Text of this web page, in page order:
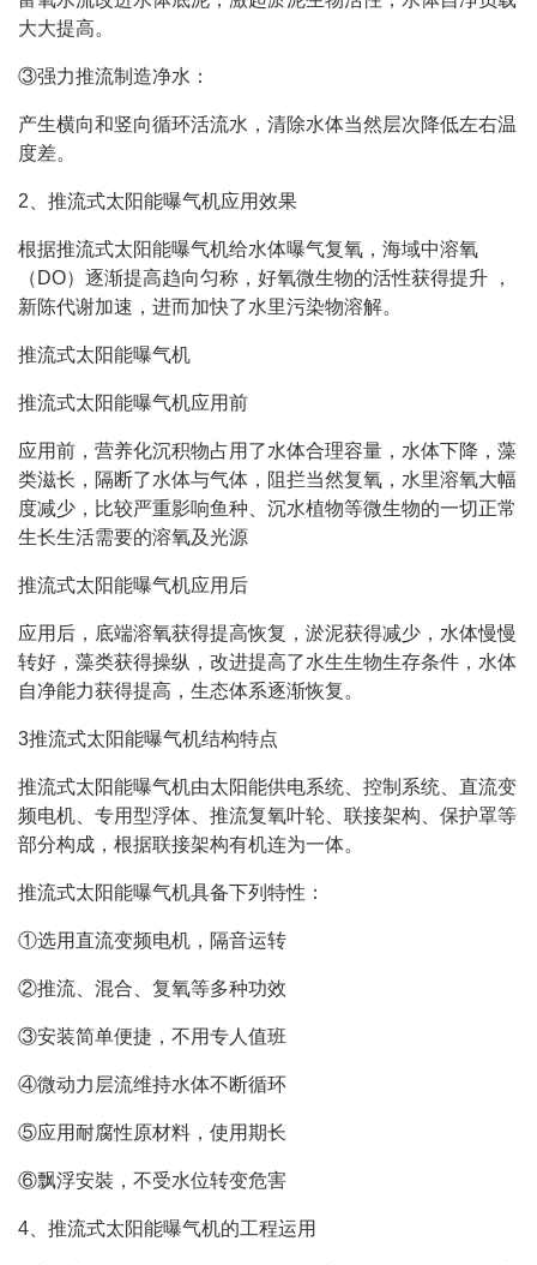
大大提高。
③强力推流制造净水：
产生横向和竖向循环活流水，清除水体当然层次降低左右温
度差。
2、推流式太阳能曝气机应用效果
根据推流式太阳能曝气机给水体曝气复氧，海域中溶氧
（DO）逐渐提高趋向匀称，好氧微生物的活性获得提升 ，
新陈代谢加速，进而加快了水里污染物溶解。
推流式太阳能曝气机
推流式太阳能曝气机应用前
应用前，营养化沉积物占用了水体合理容量，水体下降，藻
类滋长，隔断了水体与气体，阻拦当然复氧，水里溶氧大幅
度减少，比较严重影响鱼种、沉水植物等微生物的一切正常
生长生活需要的溶氧及光源
推流式太阳能曝气机应用后
应用后，底端溶氧获得提高恢复，淤泥获得减少，水体慢慢
转好，藻类获得操纵，改进提高了水生生物生存条件，水体
自净能力获得提高，生态体系逐渐恢复。
3推流式太阳能曝气机结构特点
推流式太阳能曝气机由太阳能供电系统、控制系统、直流变
频电机、专用型浮体、推流复氧叶轮、联接架构、保护罩等
部分构成，根据联接架构有机连为一体。
推流式太阳能曝气机具备下列特性：
①选用直流变频电机，隔音运转
②推流、混合、复氧等多种功效
③安装简单便捷，不用专人值班
④微动力层流维持水体不断循环
⑤应用耐腐性原材料，使用期长
⑥飘浮安裝，不受水位转变危害
4、推流式太阳能曝气机的工程运用